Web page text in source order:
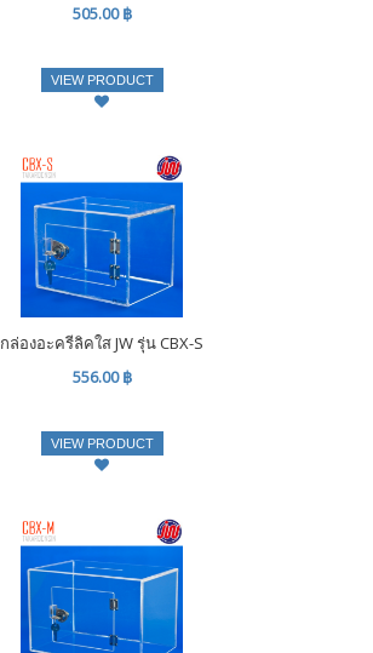
505.00 ฿
VIEW PRODUCT
กล่องอะครีลิคใส JW รุ่น CBX-S
556.00 ฿
VIEW PRODUCT